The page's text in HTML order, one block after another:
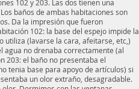
102 y 203. Las dos tienen una
baños de ambas habitaciones son
Da la impresión que fueron
102: la base del espejo impide la
utiliza (lavarse la cara, afeitarse, etc,)
agua no drenaba correctamente (al
203: el baño no presentaba el
tenia base para apoyo de artículos) si
un olor extraño, desagradable.